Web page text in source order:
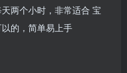
两个小时，非常适合 宝
的，简单易上手